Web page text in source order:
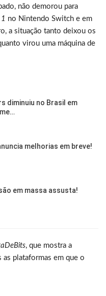
não demorou para
no Nintendo Switch e em
a situação tanto deixou os
virou uma máquina de
diminuiu no Brasil em
melhorias em breve!
em massa assusta!
, que mostra a
as plataformas em que o